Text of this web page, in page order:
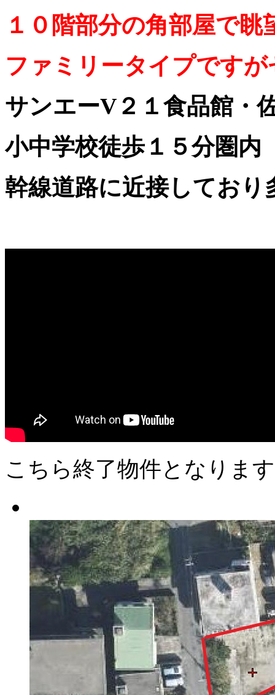
１０階部分の角部屋で
ファミリータイプです
サンエーV２１食品館・
小中学校徒歩１５分圏内
幹線道路に近接してお
こちら終了物件となりま